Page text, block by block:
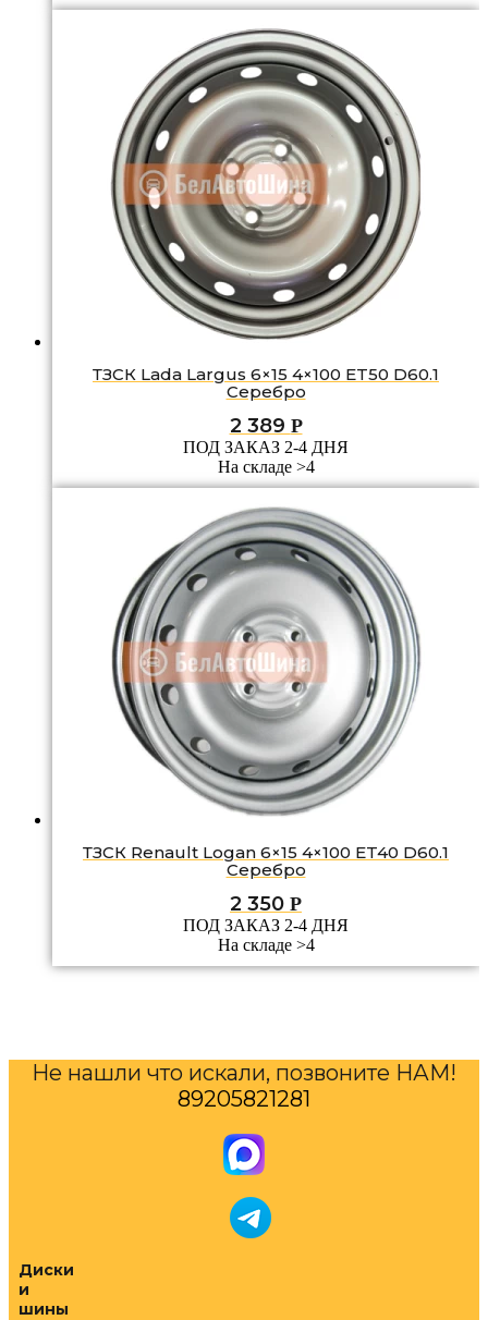
ТЗСК Lada Largus 6×15 4×100 ET50 D60.1
Серебро
2 389 Р
ПОД ЗАКАЗ 2-4 ДНЯ
На складе >4
ТЗСК Renault Logan 6×15 4×100 ET40 D60.1
Серебро
2 350 Р
ПОД ЗАКАЗ 2-4 ДНЯ
На складе >4
Не нашли что искали, позвоните НАМ!
89205821281
Диски
и
шины